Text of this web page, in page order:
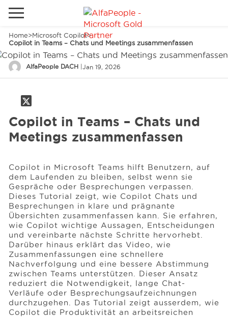
Home>Microsoft Copilot>
Copilot in Teams – Chats und Meetings zusammenfassen
AlfaPeople DACH |Jan 19, 2026
Copilot in Teams – Chats und
Meetings zusammenfassen
Copilot in Microsoft Teams hilft Benutzern, auf
dem Laufenden zu bleiben, selbst wenn sie
Gespräche oder Besprechungen verpassen.
Dieses Tutorial zeigt, wie Copilot Chats und
Besprechungen in klare und prägnante
Übersichten zusammenfassen kann. Sie erfahren,
wie Copilot wichtige Aussagen, Entscheidungen
und vereinbarte nächste Schritte hervorhebt.
Darüber hinaus erklärt das Video, wie
Zusammenfassungen eine schnellere
Nachverfolgung und eine bessere Abstimmung
zwischen Teams unterstützen. Dieser Ansatz
reduziert die Notwendigkeit, lange Chat-
Verläufe oder Besprechungsaufzeichnungen
durchzugehen. Das Tutorial zeigt ausserdem, wie
Copilot die Produktivität an arbeitsreichen
Lösungen
Dienstleistungen
Kunden
Events
Ressourcen
Telefon Email
Lokale Website
Naher Osten
Spanien